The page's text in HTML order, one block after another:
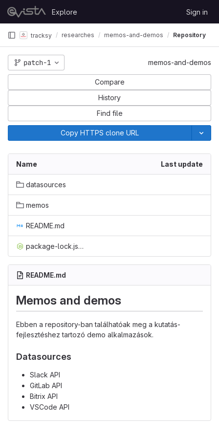
Skip to content
GitLab
Explore Sign in
tracksy researches memos-and-demos Repository
patch-1 memos-and-demos
Compare
History
Find file
Copy HTTPS clone URL
Name Last update
datasources
memos
README.md
package-lock.json
README.md
Memos and demos
Ebben a repository-ban találhatóak meg a kutatás-
fejlesztéshez tartozó demo alkalmazások.
Datasources
Slack API
GitLab API
Bitrix API
VSCode API